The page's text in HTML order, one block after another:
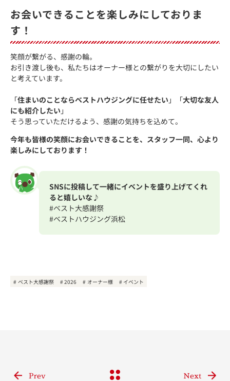
お会いできることを楽しみにしておりま
す！
笑顔が繋がる、感謝の輪。
お引き渡し後も、私たちはオーナー様との繋がりを大切にしたい
と考えています。
「住まいのことならベストハウジングに任せたい 」「大切な友人
にも紹介したい 」
そう思っていただけるよう、感謝の気持ちを込めて。
今年も皆様の笑顔にお会いできることを、スタッフ一同、心より
楽しみにしております！
SNSに投稿して一緒にイベントを盛り上げてくれ
ると嬉しいな♪
#ベスト大感謝祭
#ベストハウジング浜松
ベスト大感謝祭 2026 オーナー様 イベント
Prev Next